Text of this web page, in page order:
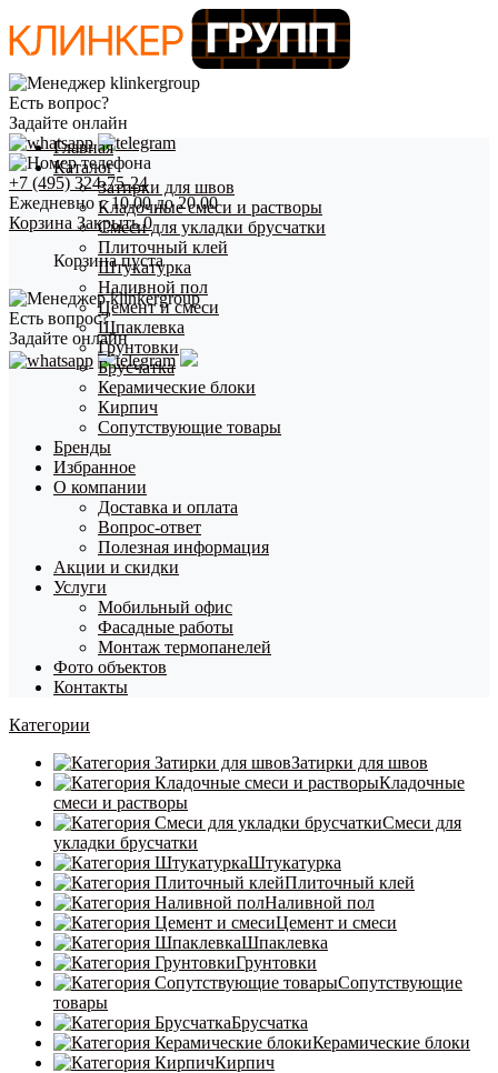
Есть вопрос?
Задайте онлайн
+7 (495) 324-75-24
Ежедневно с 10.00 до 20.00
Корзина Закрыть 0
Корзина пуста
Есть вопрос?
Задайте онлайн
Главная
Каталог
Затирки для швов
Кладочные смеси и растворы
Смеси для укладки брусчатки
Плиточный клей
Штукатурка
Наливной пол
Цемент и смеси
Шпаклевка
Грунтовки
Брусчатка
Керамические блоки
Кирпич
Сопутствующие товары
Бренды
Избранное
О компании
Доставка и оплата
Вопрос-ответ
Полезная информация
Акции и скидки
Услуги
Мобильный офис
Фасадные работы
Монтаж термопанелей
Фото объектов
Контакты
Категории
Затирки для швов
Кладочные
смеси и растворы
Смеси для
укладки брусчатки
Штукатурка
Плиточный клей
Наливной пол
Цемент и смеси
Шпаклевка
Грунтовки
Сопутствующие
товары
Брусчатка
Керамические блоки
Кирпич